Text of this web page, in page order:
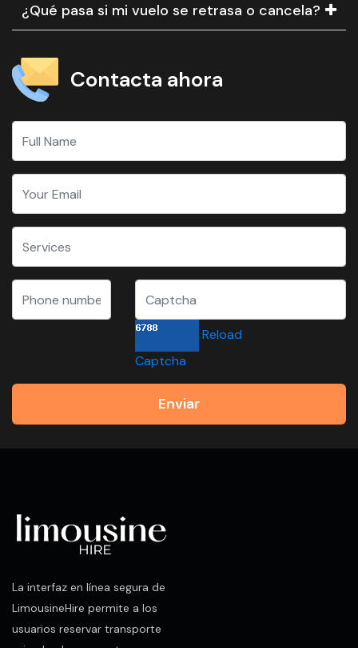
¿Qué pasa si mi vuelo se retrasa o cancela?
Contacta ahora
Reload
Captcha
Enviar
La interfaz en línea segura de
LimousineHire permite a los
usuarios reservar transporte